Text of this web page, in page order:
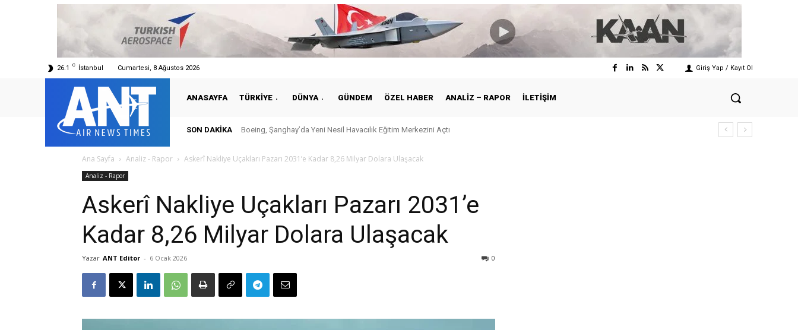
26.1 C İstanbul Cumartesi, 8 Ağustos 2026 Giriş Yap / Kayıt Ol
ANASAYFA TÜRKIYE DÜNYA GÜNDEM ÖZEL HABER ANALIZ – RAPOR İLETIŞIM
SON DAKIKA Boeing, Şanghay’da Yeni Nesil Havacılık Eğitim Merkezini Açtı
Ana Sayfa Analiz - Rapor Askerî Nakliye Uçakları Pazarı 2031’e Kadar 8,26 Milyar Dolara Ulaşacak
Analiz - Rapor
Askerî Nakliye Uçakları Pazarı 2031’e
Kadar 8,26 Milyar Dolara Ulaşacak
Yazar ANT Editor - 6 Ocak 2026 0